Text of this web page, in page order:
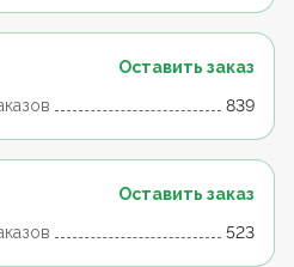
Оставить заказ
839
Оставить заказ
523